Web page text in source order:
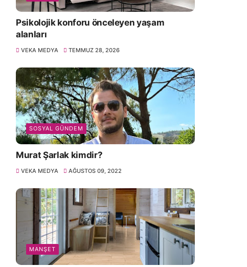
Psikolojik konforu önceleyen yaşam
alanları
VEKA MEDYA TEMMUZ 28, 2026
SOSYAL GÜNDEM
Murat Şarlak kimdir?
VEKA MEDYA AĞUSTOS 09, 2022
MANŞET